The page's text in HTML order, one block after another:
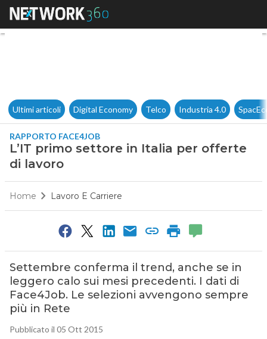
L’IT primo settore in Italia
Ultimi articoli Digital Economy Telco Industria 4.0
RAPPORTO FACE4JOB
L’IT primo settore in Italia per offerte
di lavoro
Home Lavoro E Carriere
Settembre conferma il trend, anche se in
leggero calo sui mesi precedenti. I dati di
Face4Job. Le selezioni avvengono sempre
più in Rete
Pubblicato il 05 Ott 2015